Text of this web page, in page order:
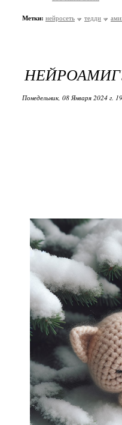
Метки: нейросеть тедди
Понедельник, 08 Января 2024 г.